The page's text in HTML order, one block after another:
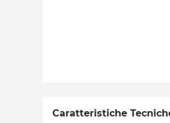
Caratteristiche